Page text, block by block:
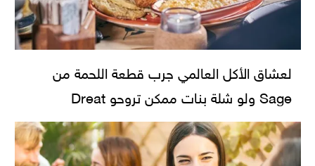
لعشاق الأكل العالمي جرب قطعة اللحمة من
Sage ولو شلة بنات ممكن تروحو Dreat